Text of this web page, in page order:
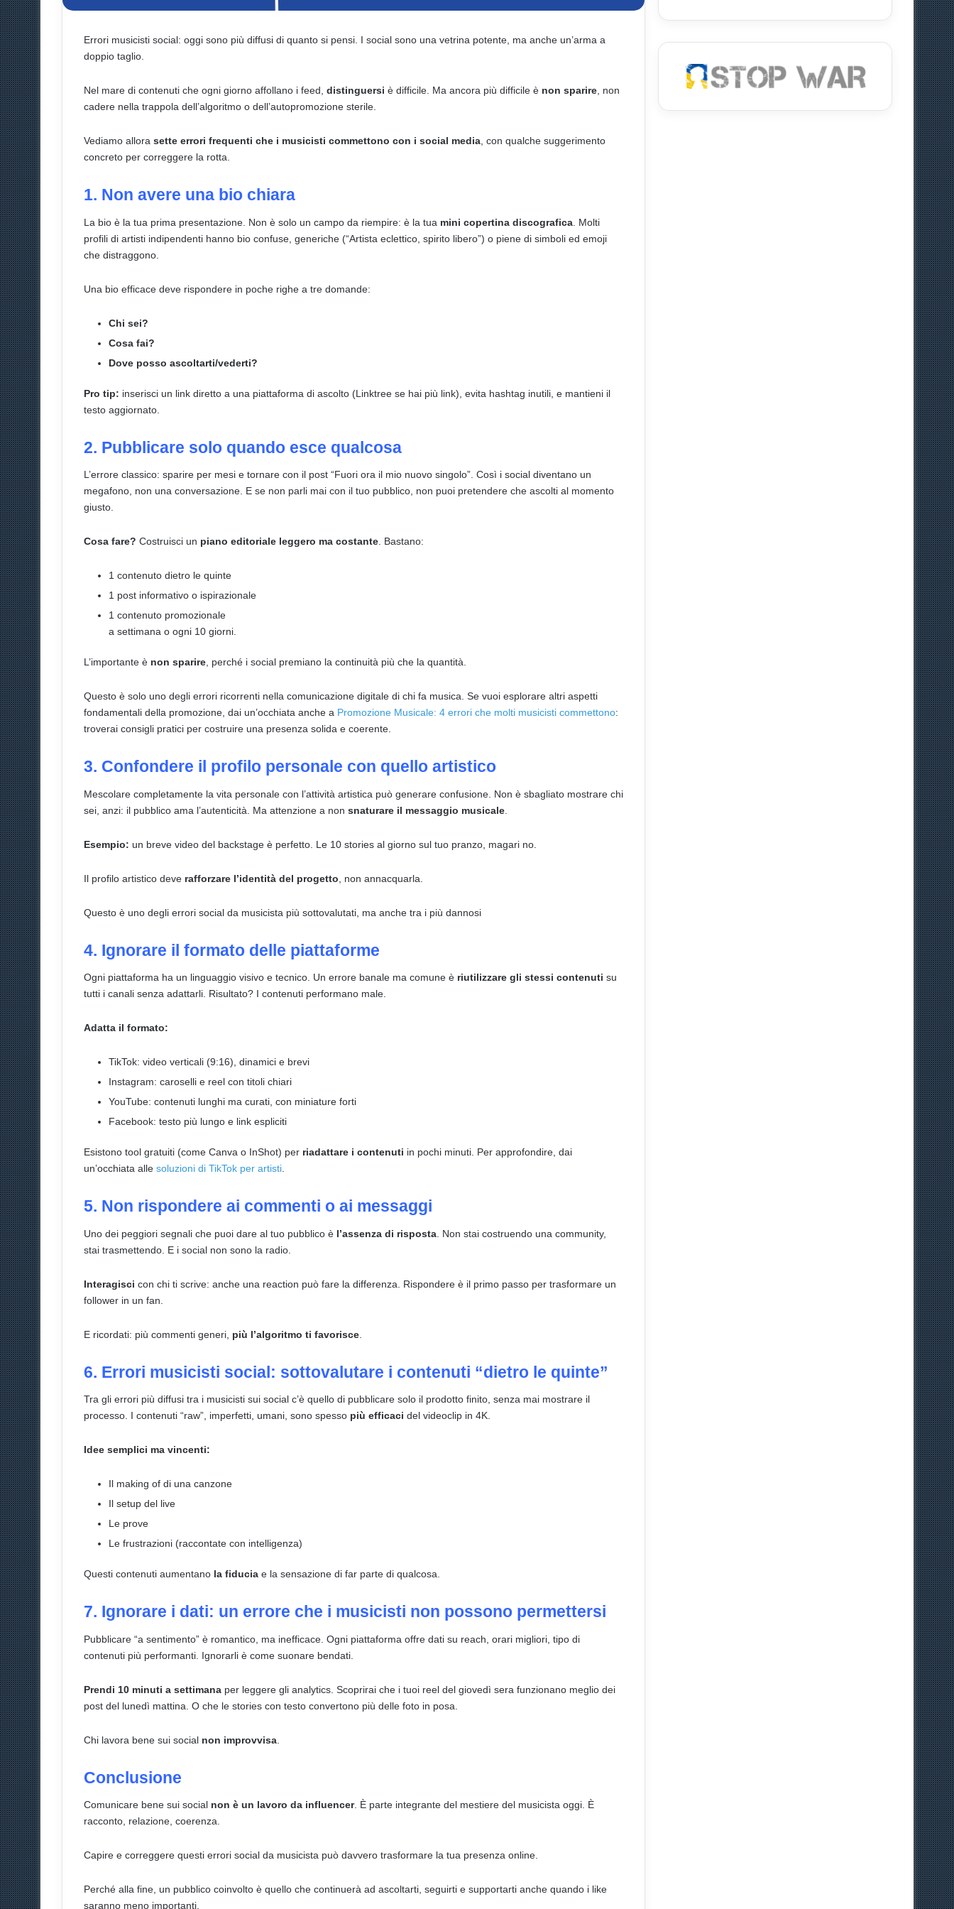
Errori musicisti social: oggi sono più diffusi di quanto si pensi. I social sono una vetrina potente, ma anche un’arma a
doppio taglio.
Nel mare di contenuti che ogni giorno affollano i feed, distinguersi è difficile. Ma ancora più difficile è non sparire , non
cadere nella trappola dell’algoritmo o dell’autopromozione sterile.
Vediamo allora sette errori frequenti che i musicisti commettono con i social media , con qualche suggerimento
concreto per correggere la rotta.
1. Non avere una bio chiara
La bio è la tua prima presentazione. Non è solo un campo da riempire: è la tua mini copertina discografica . Molti
profili di artisti indipendenti hanno bio confuse, generiche (“Artista eclettico, spirito libero”) o piene di simboli ed emoji
che distraggono.
Una bio efficace deve rispondere in poche righe a tre domande:
Chi sei?
Cosa fai?
Dove posso ascoltarti/vederti?
Pro tip: inserisci un link diretto a una piattaforma di ascolto (Linktree se hai più link), evita hashtag inutili, e mantieni il
testo aggiornato.
2. Pubblicare solo quando esce qualcosa
L’errore classico: sparire per mesi e tornare con il post “Fuori ora il mio nuovo singolo”. Così i social diventano un
megafono, non una conversazione. E se non parli mai con il tuo pubblico, non puoi pretendere che ascolti al momento
giusto.
Cosa fare? Costruisci un piano editoriale leggero ma costante . Bastano:
1 contenuto dietro le quinte
1 post informativo o ispirazionale
1 contenuto promozionale
a settimana o ogni 10 giorni.
L’importante è non sparire , perché i social premiano la continuità più che la quantità.
Questo è solo uno degli errori ricorrenti nella comunicazione digitale di chi fa musica. Se vuoi esplorare altri aspetti
fondamentali della promozione, dai un’occhiata anche a Promozione Musicale: 4 errori che molti musicisti commettono:
troverai consigli pratici per costruire una presenza solida e coerente.
3. Confondere il profilo personale con quello artistico
Mescolare completamente la vita personale con l’attività artistica può generare confusione. Non è sbagliato mostrare chi
sei, anzi: il pubblico ama l’autenticità. Ma attenzione a non snaturare il messaggio musicale
Esempio: un breve video del backstage è perfetto. Le 10 stories al giorno sul tuo pranzo, magari no.
Il profilo artistico deve rafforzare l’identità del progetto , non annacquarla.
Questo è uno degli errori social da musicista più sottovalutati, ma anche tra i più dannosi
4. Ignorare il formato delle piattaforme
Ogni piattaforma ha un linguaggio visivo e tecnico. Un errore banale ma comune è riutilizzare gli stessi contenuti su
tutti i canali senza adattarli. Risultato? I contenuti performano male.
Adatta il formato:
TikTok: video verticali (9:16), dinamici e brevi
Instagram: caroselli e reel con titoli chiari
YouTube: contenuti lunghi ma curati, con miniature forti
Facebook: testo più lungo e link espliciti
Esistono tool gratuiti (come Canva o InShot) per riadattare i contenuti in pochi minuti. Per approfondire, dai
un’occhiata alle soluzioni di TikTok per artisti
5. Non rispondere ai commenti o ai messaggi
Uno dei peggiori segnali che puoi dare al tuo pubblico è l’assenza di risposta . Non stai costruendo una community,
stai trasmettendo. E i social non sono la radio.
Interagisci con chi ti scrive: anche una reaction può fare la differenza. Rispondere è il primo passo per trasformare un
follower in un fan.
E ricordati: più commenti generi, più l’algoritmo ti favorisce
6. Errori musicisti social: sottovalutare i contenuti “dietro le quinte”
Tra gli errori più diffusi tra i musicisti sui social c’è quello di pubblicare solo il prodotto finito, senza mai mostrare il
processo. I contenuti “raw”, imperfetti, umani, sono spesso più efficaci del videoclip in 4K.
Idee semplici ma vincenti:
Il making of di una canzone
Il setup del live
Le prove
Le frustrazioni (raccontate con intelligenza)
Questi contenuti aumentano la fiducia e la sensazione di far parte di qualcosa.
7. Ignorare i dati: un errore che i musicisti non possono permettersi
Pubblicare “a sentimento” è romantico, ma inefficace. Ogni piattaforma offre dati su reach, orari migliori, tipo di
contenuti più performanti. Ignorarli è come suonare bendati.
Prendi 10 minuti a settimana per leggere gli analytics. Scoprirai che i tuoi reel del giovedì sera funzionano meglio dei
post del lunedì mattina. O che le stories con testo convertono più delle foto in posa.
Chi lavora bene sui social non improvvisa
Conclusione
Comunicare bene sui social non è un lavoro da influencer. È parte integrante del mestiere del musicista oggi. È
racconto, relazione, coerenza.
Capire e correggere questi errori social da musicista può davvero trasformare la tua presenza online.
Perché alla fine, un pubblico coinvolto è quello che continuerà ad ascoltarti, seguirti e supportarti anche quando i like
saranno meno importanti.